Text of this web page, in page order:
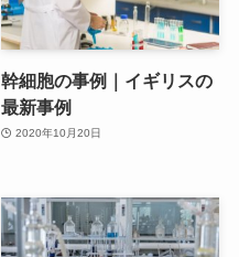
幹細胞の事例｜イギリスの
最新事例
2020年10月20日